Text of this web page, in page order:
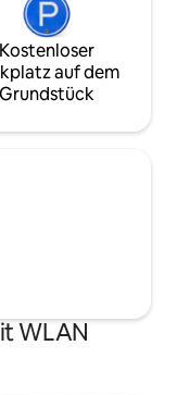
Kostenloser
auf dem
Grundstück
WLAN